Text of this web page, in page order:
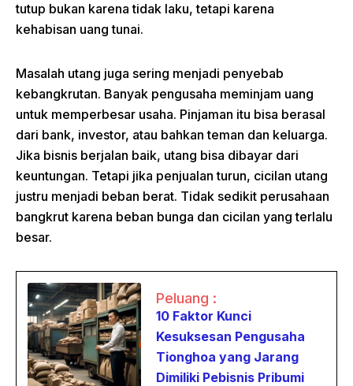
tutup bukan karena tidak laku, tetapi karena
kehabisan uang tunai.
Masalah utang juga sering menjadi penyebab
kebangkrutan. Banyak pengusaha meminjam uang
untuk memperbesar usaha. Pinjaman itu bisa berasal
dari bank, investor, atau bahkan teman dan keluarga.
Jika bisnis berjalan baik, utang bisa dibayar dari
keuntungan. Tetapi jika penjualan turun, cicilan utang
justru menjadi beban berat. Tidak sedikit perusahaan
bangkrut karena beban bunga dan cicilan yang terlalu
besar.
Peluang :
10 Faktor Kunci
Kesuksesan Pengusaha
Tionghoa yang Jarang
Dimiliki Pebisnis Pribumi